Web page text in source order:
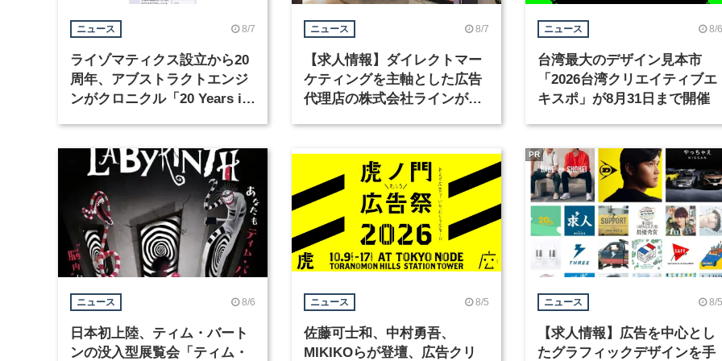
ニュース 8/7
ライゾマティクス設立から20
周年、アブストラクトエンジ
ンがクロニクル「20 Years in
ニュース 8/7
【求人情報】ダイレクトマー
ケティングを主軸とした広告
代理店の株式会社ラインが、
ニュース 8/6
台湾最大のデザイン見本市
「2026台湾クリエイティブエ
キスポ」が8月31日まで開催
ニュース 8/6
日本初上陸、ティム・バート
ンの没入型展覧会「ティム・
ニュース 8/5
佐藤可士和、中村勇吾、
MIKIKOらが登壇、広告クリ
ニュース 8/5
【求人情報】広告を中心とし
たグラフィックデザインを手
PR